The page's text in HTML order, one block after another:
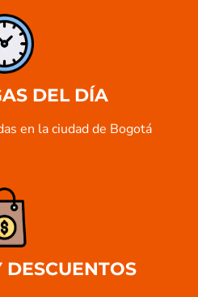
DEL DÍA
en la ciudad de Bogotá
DESCUENTOS